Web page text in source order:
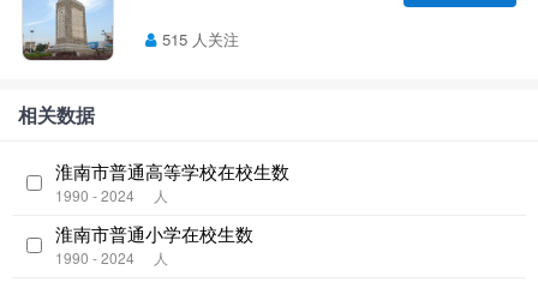
515 人关注
相关数据
淮南市普通高等学校在校生数
1990 - 2024 人
淮南市普通小学在校生数
1990 - 2024 人